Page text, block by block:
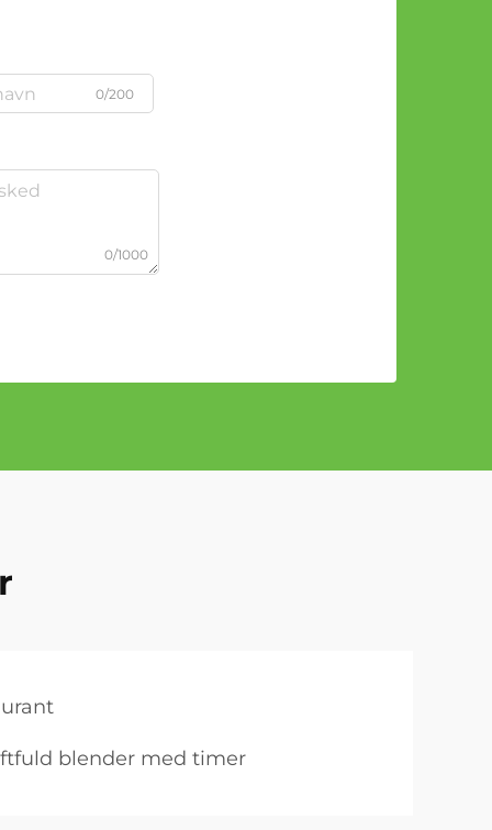
0/200
0/1000
blender med timer